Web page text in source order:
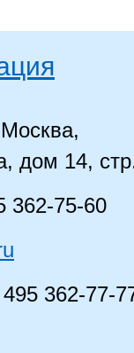
энергосистем
защита
дом 14,
362-75-60
362-77-